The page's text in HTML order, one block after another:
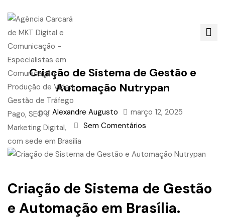
Criação de Sistema de Gestão e
Automação Nutrypan
por Alexandre Augusto
março 12, 2025
Sem Comentários
Criação de Sistema de Gestão
e Automação em Brasília.